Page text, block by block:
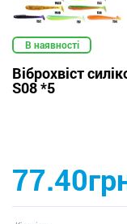
В наявності
Віброхвіст
S08 *5